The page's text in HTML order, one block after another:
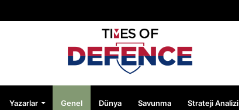
Yazarlar Genel Dünya Savunma Strateji Analizi